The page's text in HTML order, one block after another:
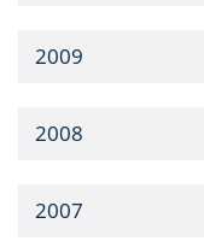
2009
2008
2007